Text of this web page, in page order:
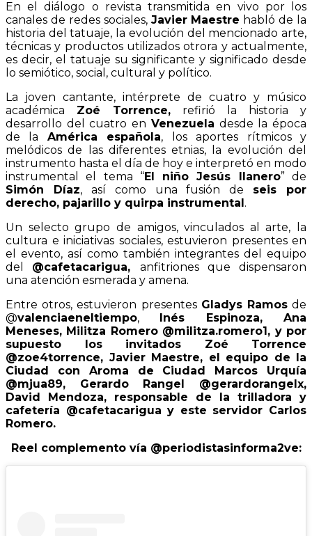
En el diálogo o revista transmitida en vivo por los
canales de redes sociales, Javier Maestre habló de la
historia del tatuaje, la evolución del mencionado arte,
técnicas y productos utilizados otrora y actualmente,
es decir, el tatuaje su significante y significado desde
lo semiótico, social, cultural y político.
La joven cantante, intérprete de cuatro y músico
académica Zoé Torrence, refirió la historia y
desarrollo del cuatro en Venezuela desde la época
de la América española, los aportes rítmicos y
melódicos de las diferentes etnias, la evolución del
instrumento hasta el día de hoy e interpretó en modo
instrumental el tema “El niño Jesús llanero” de
Simón Díaz, así como una fusión de seis por
derecho, pajarillo y quirpa instrumental .
Un selecto grupo de amigos, vinculados al arte, la
cultura e iniciativas sociales, estuvieron presentes en
el evento, así como también integrantes del equipo
del @cafetacarigua, anfitriones que dispensaron
una atención esmerada y amena.
Entre otros, estuvieron presentes Gladys Ramosde
@valenciaeneltiempo,
Inés Espinoza, Ana
Meneses, Militza Romero @militza.romero1, y por
supuesto los invitados Zoé Torrence
@zoe4torrence, Javier Maestre, el equipo de la
Ciudad con Aroma de Ciudad Marcos Urquía
@mjua89, Gerardo Rangel @gerardorangelx,
David Mendoza, responsable de la trilladora y
cafetería @cafetacarigua y este servidor Carlos
Romero.
Reel complemento vía @periodistasinforma2ve: